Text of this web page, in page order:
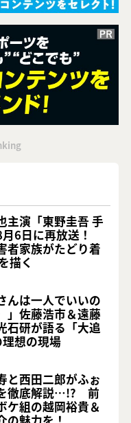
主演「東野圭吾 手
月6日に再放送！
者家族がたどり着
描く
んは一人でいいの
」佐藤浩市＆遠藤
石研が語る「大追
想の現場
と西田二郎がふぉ
徹底解説…!? 前
ケ組の越岡裕貴＆